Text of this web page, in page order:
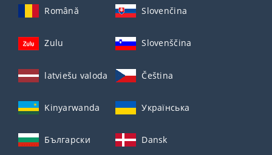
Română Slovenčina
Zulu Slovenščina
latviešu valoda Čeština
Kinyarwanda Українська
Български Dansk